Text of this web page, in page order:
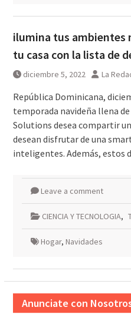
ilumina tus ambientes
tu casa con la lista de
diciembre 5, 2022 La
República Dominicana,
temporada navideña llena
Solutions desea compartir
desean disfrutar de una
inteligentes. Además, estos
Leave a comment
CIENCIA Y TECNOLOGIA,
Hogar, Navidades
Anunciate con